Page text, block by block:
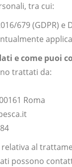
tra cui:
679 (GDPR)
e come puoi
trattati da:
Roma
al
possono